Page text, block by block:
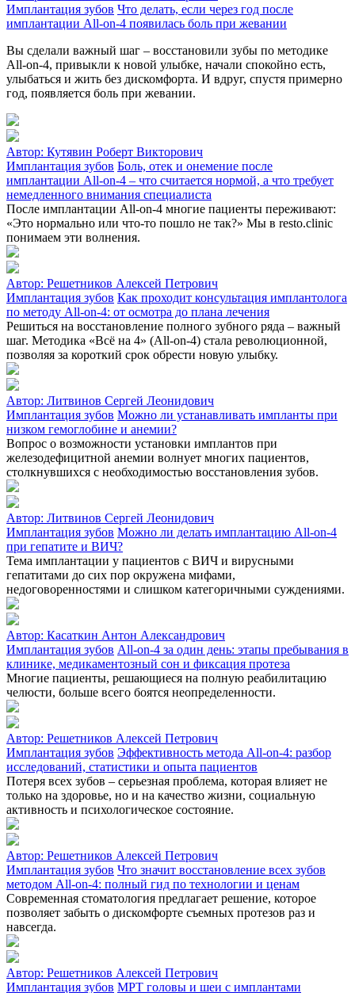
Имплантация зубов Что делать, если через год после
имплантации All-on-4 появилась боль при жевании
Вы сделали важный шаг – восстановили зубы по методике
All‑on‑4, привыкли к новой улыбке, начали спокойно есть,
улыбаться и жить без дискомфорта. И вдруг, спустя примерно
год, появляется боль при жевании.
Автор: Кутявин Роберт Викторович
Имплантация зубов Боль, отек и онемение после
имплантации All-on-4 – что считается нормой, а что требует
немедленного внимания специалиста
После имплантации All-on-4 многие пациенты переживают:
«Это нормально или что-то пошло не так?» Мы в resto.clinic
понимаем эти волнения.
Автор: Решетников Алексей Петрович
Имплантация зубов Как проходит консультация имплантолога
по методу All‑on‑4: от осмотра до плана лечения
Решиться на восстановление полного зубного ряда – важный
шаг. Методика «Всё на 4» (All-on-4) стала революционной,
позволяя за короткий срок обрести новую улыбку.
Автор: Литвинов Сергей Леонидович
Имплантация зубов Можно ли устанавливать импланты при
низком гемоглобине и анемии?
Вопрос о возможности установки имплантов при
железодефицитной анемии волнует многих пациентов,
столкнувшихся с необходимостью восстановления зубов.
Автор: Литвинов Сергей Леонидович
Имплантация зубов Можно ли делать имплантацию All-on-4
при гепатите и ВИЧ?
Тема имплантации у пациентов с ВИЧ и вирусными
гепатитами до сих пор окружена мифами,
недоговоренностями и слишком категоричными суждениями.
Автор: Касаткин Антон Александрович
Имплантация зубов All-on-4 за один день: этапы пребывания в
клинике, медикаментозный сон и фиксация протеза
Многие пациенты, решающиеся на полную реабилитацию
челюсти, больше всего боятся неопределенности.
Автор: Решетников Алексей Петрович
Имплантация зубов Эффективность метода All-on-4: разбор
исследований, статистики и опыта пациентов
Потеря всех зубов – серьезная проблема, которая влияет не
только на здоровье, но и на качество жизни, социальную
активность и психологическое состояние.
Автор: Решетников Алексей Петрович
Имплантация зубов Что значит восстановление всех зубов
методом All-on-4: полный гид по технологии и ценам
Современная стоматология предлагает решение, которое
позволяет забыть о дискомфорте съемных протезов раз и
навсегда.
Автор: Решетников Алексей Петрович
Имплантация зубов МРТ головы и шеи с имплантами